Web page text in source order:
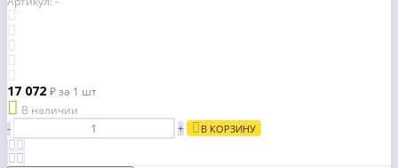
17 072 ₽за 1 шт
В наличии
-
+ В КОРЗИНУ